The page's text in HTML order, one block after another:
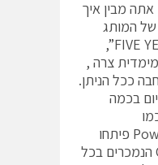
מבין איך
המותג
החדש שלנו, “FIVE YEARS OUT”,
צרה ,
ככל הניתן.
בכמה
PrimeSense או Powermat פיתחו
בישראל מוצרי Cosumer הנמכרים בכל